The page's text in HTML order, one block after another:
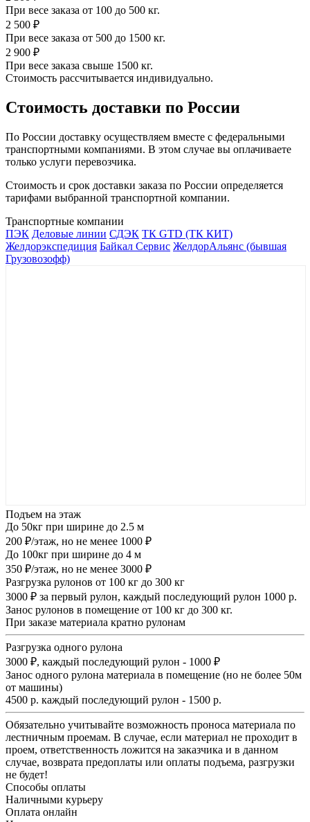
При весе заказа от 100 до 500 кг.
2 500 ₽
При весе заказа от 500 до 1500 кг.
2 900 ₽
При весе заказа свыше 1500 кг.
Стоимость рассчитывается индивидуально.
Стоимость доставки по России
По России доставку осуществляем вместе с федеральными
транспортными компаниями. В этом случае вы оплачиваете
только услуги перевозчика.
Стоимость и срок доставки заказа по России определяется
тарифами выбранной транспортной компании.
Транспортные компании
ПЭК Деловые линии СДЭК ТК GTD (ТК КИТ)
Желдорэкспедиция Байкал Сервис ЖелдорАльянс (бывшая
Грузовозофф)
Подъем на этаж
До 50кг при ширине до 2.5 м
200 ₽/этаж, но не менее 1000 ₽
До 100кг при ширине до 4 м
350 ₽/этаж, но не менее 3000 ₽
Разгрузка рулонов от 100 кг до 300 кг
3000 ₽ за первый рулон, каждый последующий рулон 1000 р.
Занос рулонов в помещение от 100 кг до 300 кг.
При заказе материала кратно рулонам
Разгрузка одного рулона
3000 ₽, каждый последующий рулон - 1000 ₽
Занос одного рулона материала в помещение (но не более 50м
от машины)
4500 р. каждый последующий рулон - 1500 р.
Обязательно учитывайте возможность проноса материала по
лестничным проемам. В случае, если материал не проходит в
проем, ответственность ложится на заказчика и в данном
случае, возврата предоплаты или оплаты подъема, разгрузки
не будет!
Способы оплаты
Наличными курьеру
Оплата онлайн